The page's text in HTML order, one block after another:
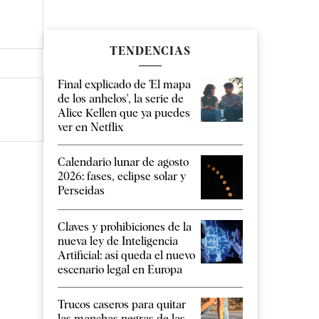
TENDENCIAS
Final explicado de 'El mapa
de los anhelos', la serie de
Alice Kellen que ya puedes
ver en Netflix
Calendario lunar de agosto
2026: fases, eclipse solar y
Perseidas
Claves y prohibiciones de la
nueva ley de Inteligencia
Artificial: así queda el nuevo
escenario legal en Europa
Trucos caseros para quitar